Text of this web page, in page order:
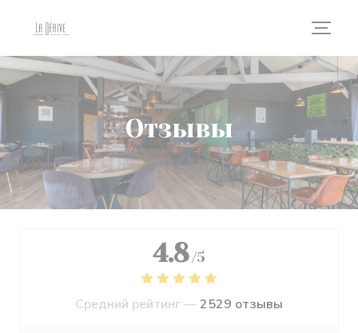
Отзывы
4.8 /5
Средний рейтинг —2529 отзывы